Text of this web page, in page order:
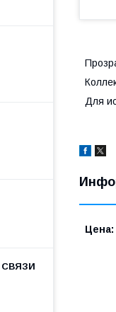
Для
Цена: